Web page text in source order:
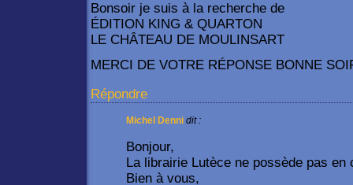
Bonsoir je suis à la recherche de
ÉDITION KING & QUARTON
LE CHÂTEAU DE MOULINSART
MERCI DE VOTRE RÉPONSE BONNE
Répondre
Michel Denni dit :
Bonjour,
La librairie Lutèce ne possède pas en
Bien à vous,